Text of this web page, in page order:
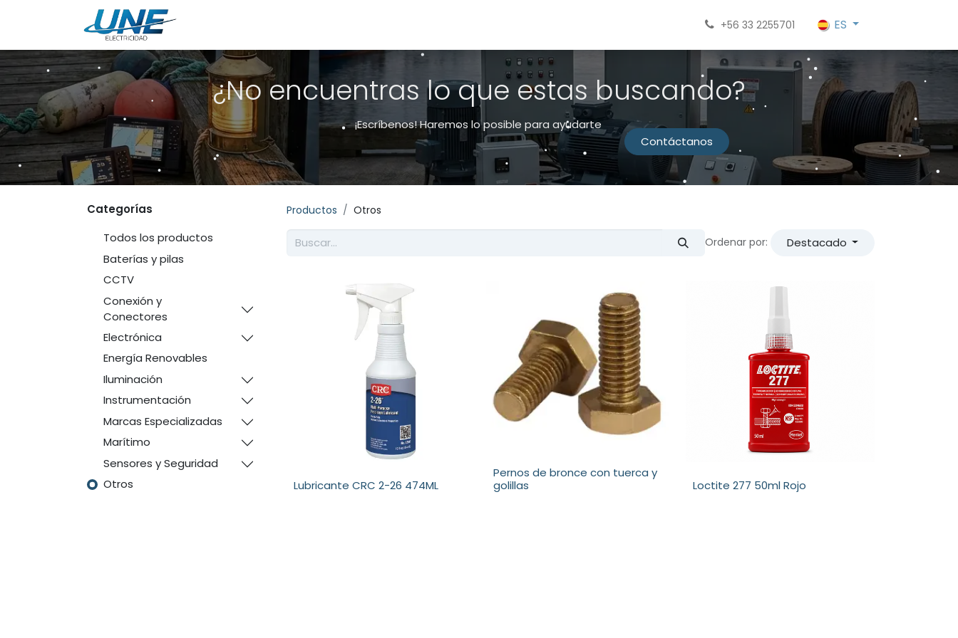
+56 33 2255701 ES
¿No encuentras lo que estas buscando?
¡Escríbenos! Haremos lo posible para ayudarte
Contáctanos
Categorías
Todos los productos
Baterías y pilas
CCTV
Conexión y
Conectores
Electrónica
Energía Renovables
Iluminación
Instrumentación
Marcas Especializadas
Marítimo
Sensores y Seguridad
Otros
Productos Otros
Ordenar por: Destacado
Lubricante CRC 2-26 474ML
Pernos de bronce con tuerca y
golillas
Loctite 277 50ml Rojo